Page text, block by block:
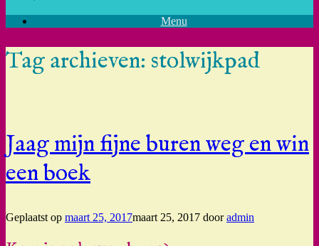
Menu
Tag archieven: stolwijkpad
Jaag mijn fijne buren weg en win
een boek
Geplaatst op maart 25, 2017maart 25, 2017 dooradmin